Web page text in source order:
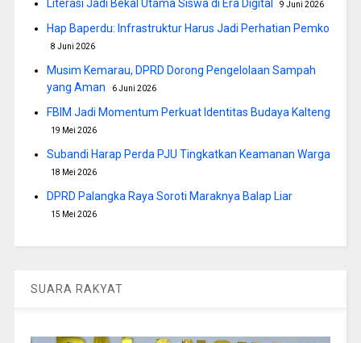
Literasi Jadi Bekal Utama Siswa di Era Digital 9 Juni 2026
Hap Baperdu: Infrastruktur Harus Jadi Perhatian Pemko
8 Juni 2026
Musim Kemarau, DPRD Dorong Pengelolaan Sampah
yang Aman
6 Juni 2026
FBIM Jadi Momentum Perkuat Identitas Budaya Kalteng
19 Mei 2026
Subandi Harap Perda PJU Tingkatkan Keamanan Warga
18 Mei 2026
DPRD Palangka Raya Soroti Maraknya Balap Liar
15 Mei 2026
SUARA RAKYAT